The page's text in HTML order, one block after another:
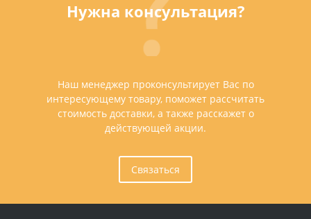
Нужна консультация?
Наш менеджер проконсультирует Вас по
интересующему товару, поможет рассчитать
стоимость доставки, а также расскажет о
действующей акции.
Связаться